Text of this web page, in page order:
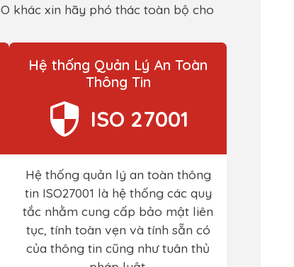
khác xin hãy phó thác toàn bộ cho
Hệ thống Quản Lý An Toàn
Thông Tin
ISO 27001
Hệ thống quản lý an toàn thông
tin ISO27001 là hệ thống các quy
tắc nhằm cung cấp bảo mật liên
tục, tính toàn vẹn và tính sẵn có
của thông tin cũng như tuân thủ